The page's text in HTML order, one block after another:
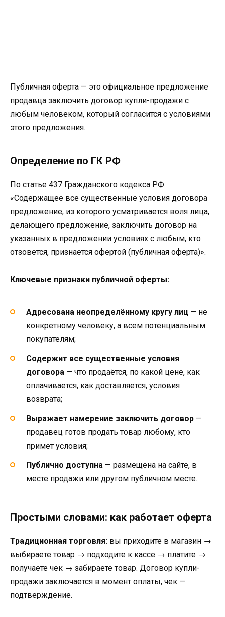
Публичная оферта — это официальное предложение
продавца заключить договор купли-продажи с
любым человеком, который согласится с условиями
этого предложения.
Определение по ГК РФ
По статье 437 Гражданского кодекса РФ:
«Содержащее все существенные условия договора
предложение, из которого усматривается воля лица,
делающего предложение, заключить договор на
указанных в предложении условиях с любым, кто
отзовется, признается офертой (публичная оферта)».
Ключевые признаки публичной оферты:
Адресована неопределённому кругу лиц — не
конкретному человеку, а всем потенциальным
покупателям;
Содержит все существенные условия
договора — что продаётся, по какой цене, как
оплачивается, как доставляется, условия
возврата;
Выражает намерение заключить договор —
продавец готов продать товар любому, кто
примет условия;
Публично доступна — размещена на сайте, в
месте продажи или другом публичном месте.
Простыми словами: как работает оферта
Традиционная торговля: вы приходите в магазин →
выбираете товар → подходите к кассе → платите →
получаете чек → забираете товар. Договор купли-
продажи заключается в момент оплаты, чек —
подтверждение.